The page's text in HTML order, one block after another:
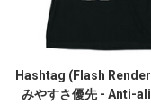
Hashtag (Flash
みやすさ優先 - Anti-